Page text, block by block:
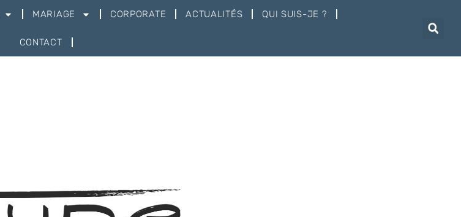
MARIAGE CORPORATE ACTUALITÉS QUI SUIS-JE ?
CONTACT